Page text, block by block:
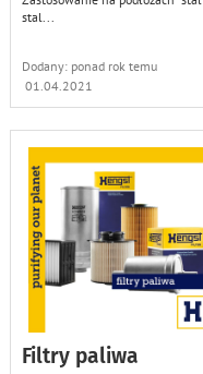
stal...
Dodany: ponad rok temu
01.04.2021
Filtry paliwa